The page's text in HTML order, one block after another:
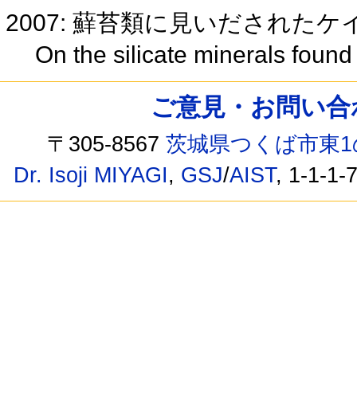
2007: 蘚苔類に見いだされたケ
On the silicate minerals
ご意見・お問い
〒305-8567茨城県つくば市東
Dr. Isoji MIYAGI, GSJ/AIST, 1-1-1-